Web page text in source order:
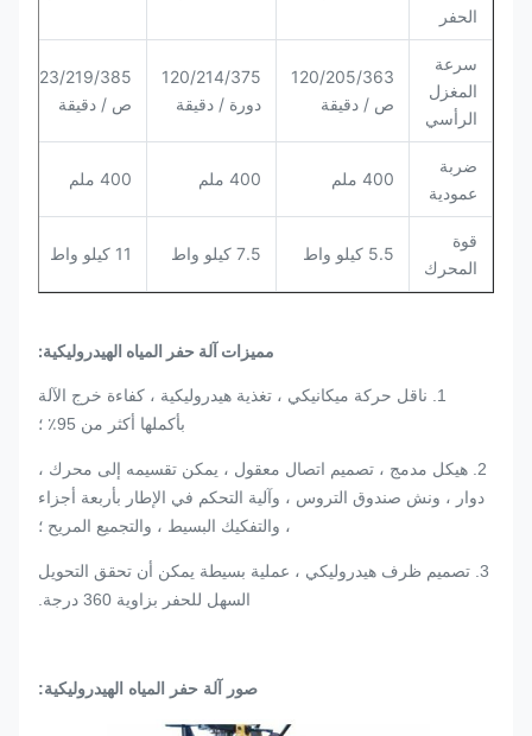
سرعة
المغزل
الرأسي
120/205/363
ص / دقيقة
120/214/375
دورة / دقيقة
123/219/385
ص / دقيقة
عمودية
المحرك
مميزات آلة حفر المياه الهيدروليكية:
1. ناقل حركة ميكانيكي ، تغذية هيدروليكية ، كفاءة خرج الآلة
بأكملها أكثر من 95٪ ؛
2. هيكل مدمج ، تصميم اتصال معقول ، يمكن تقسيمه إلى محرك ،
دوار ، ونش صندوق التروس ، وآلية التحكم في الإطار بأربعة أجزاء
، والتفكيك البسيط ، والتجميع المريح ؛
3. تصميم ظرف هيدروليكي ، عملية بسيطة يمكن أن تحقق التحويل
السهل للحفر بزاوية 360 درجة.
صور آلة حفر المياه الهيدروليكية: